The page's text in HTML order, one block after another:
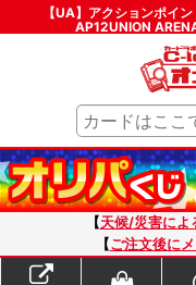
【UA】アクションポイ
AP12UNION
【天候/災害によ
【ご注文後に